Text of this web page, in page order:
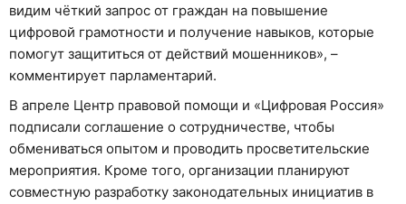
видим чёткий запрос от граждан на повышение
цифровой грамотности и получение навыков, которые
помогут защититься от действий мошенников», –
комментирует парламентарий.
В апреле Центр правовой помощи и «Цифровая Россия»
подписали соглашение о сотрудничестве, чтобы
обмениваться опытом и проводить просветительские
мероприятия. Кроме того, организации планируют
совместную разработку законодательных инициатив в